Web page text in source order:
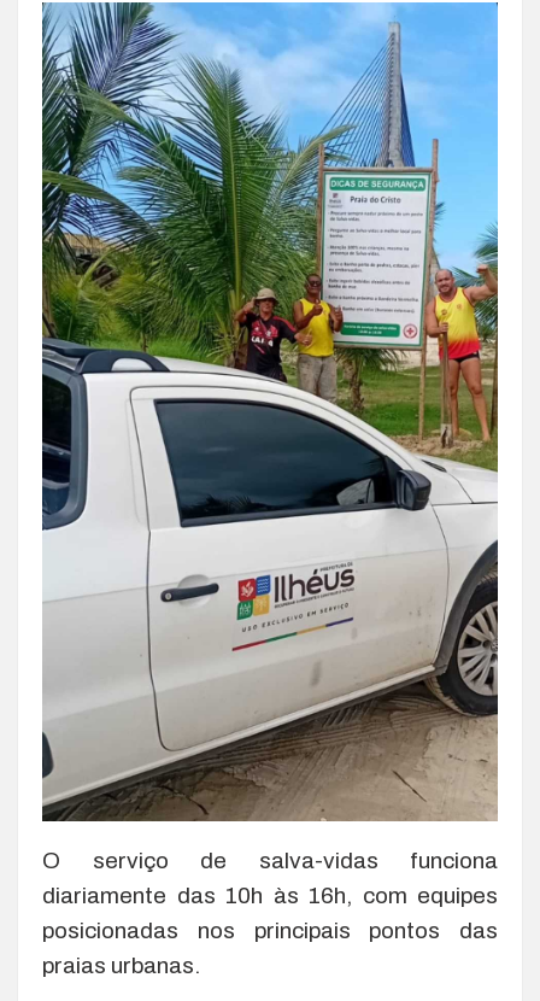
O serviço de salva-vidas funciona
diariamente das 10h às 16h, com equipes
posicionadas nos principais pontos das
praias urbanas.